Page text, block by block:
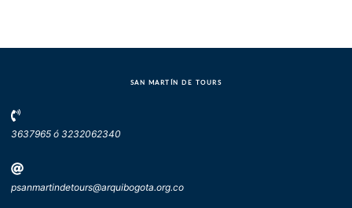
SAN MARTÍN DE TOURS
3637965 ó 3232062340
psanmartindetours@arquibogota.org.co